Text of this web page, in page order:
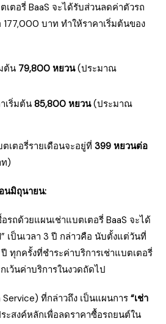
เตอรี่ BaaS จะได้รับส่วนลดค่าตัวรถ
บาท ทำให้ราคาเริ่มต้นของ
ต้น 79,800 หยวน(ประมาณ
เริ่มต้น 85,800 หยวน(ประมาณ
เตอรี่รายเดือนจะอยู่ที่ 399 หยวนต่อ
)
นมิถุนายน:
รถด้วยแผนเช่าแบตเตอรี่ BaaS จะได้
เป็นเวลา 3 ปี กล่าวคือ นับตั้งแต่วันที่
ทุกครั้งที่ชำระค่าบริการเช่าแบตเตอรี่
เว้นค่าบริการในงวดถัดไป
ที่กล่าวถึง เป็นแผนการ “เช่า
ะสงค์หลักเพื่อลดราคาซื้อรถยนต์ใน